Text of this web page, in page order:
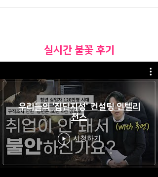
​실시간 불꽃 후기
우리들의 '집단지성' 컨설팅 인텔리
전스
시청하기